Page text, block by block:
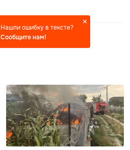
Нашли ошибку в тексте?
Сообщите нам!